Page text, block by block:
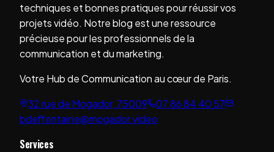
techniques et bonnes pratiques pour réussir vos
projets vidéo. Notre blog est une ressource
précieuse pour les professionnels de la
communication et du marketing.
Votre Hub de Communication au cœur de Paris.
32 rue de Mogador, 75009
07 86 84 40 57
bdeffontaine@mogador.video
Services